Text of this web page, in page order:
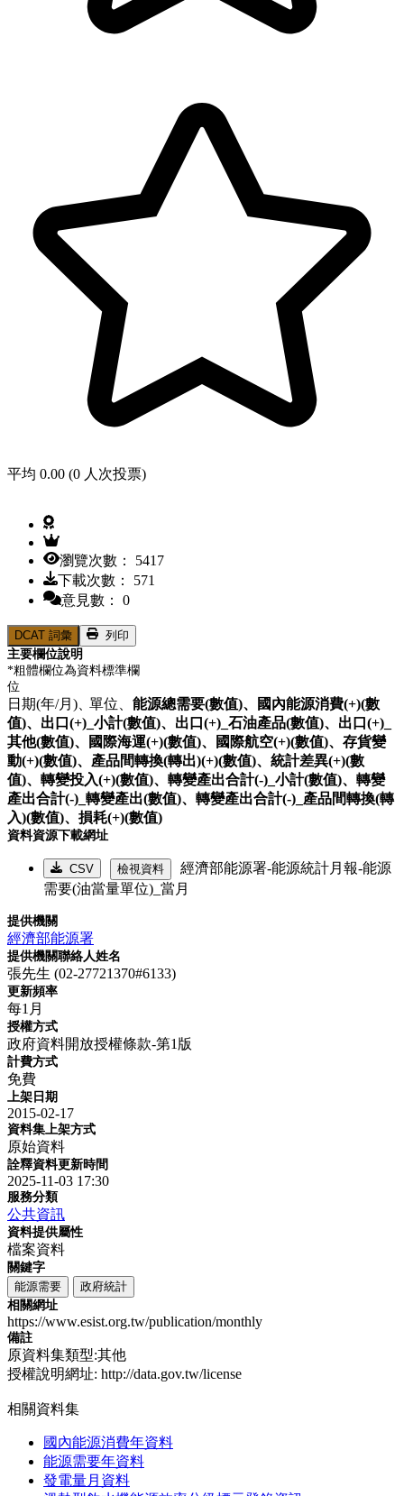
平均 0.00 (0 人次投票)
瀏覽次數： 5417
下載次數： 571
意見數： 0
DCAT 詞彙
列印
主要欄位說明
*粗體欄位為資料標準欄
位
日期(年/月)、單位、 能源總需要(數值)、
國內能源消費(+)(數
值)、 出口(+)_小計(數值)、 出口(+)_石油產品(數值)、 出口(+)_
其他(數值)、
國際海運(+)(數值)、 國際航空(+)(數值)、 存貨變
動(+)(數值)、 產品間轉換(轉出)(+)(數值)、 統計差異(+)(數
值)、 轉變投入(+)(數值)、 轉變產出合計(-)_小計(數值)、 轉變
產出合計(-)_轉變產出(數值)、 轉變產出合計(-)_產品間轉換(轉
入)(數值)、 損耗(+)(數值)
資料資源下載網址
CSV 檢視資料
經濟部能源署-能源統計月報-能源
需要(油當量單位)_當月
提供機關
經濟部能源署
提供機關聯絡人姓名
張先生 (02-27721370#6133)
更新頻率
每1月
授權方式
政府資料開放授權條款-第1版
計費方式
免費
上架日期
2015-02-17
資料集上架方式
原始資料
詮釋資料更新時間
2025-11-03 17:30
服務分類
公共資訊
資料提供屬性
檔案資料
關鍵字
能源需要
政府統計
相關網址
https://www.esist.org.tw/publication/monthly
備註
原資料集類型:其他
授權說明網址: http://data.gov.tw/license
相關資料集
國內能源消費年資料
能源需要年資料
發電量月資料